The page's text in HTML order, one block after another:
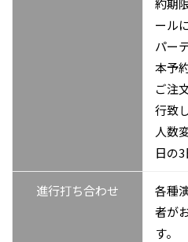
ール
パー
本予
ご注
行致
人数
日の3
進行打ち合わせ
各種
者が
す。